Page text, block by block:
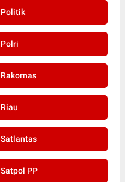
Politik
Polri
Rakornas
Riau
Satlantas
Satpol PP